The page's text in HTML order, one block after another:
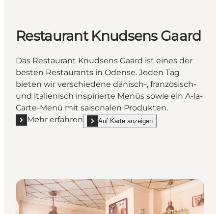
Restaurant Knudsens Gaard
Das Restaurant Knudsens Gaard ist eines der
besten Restaurants in Odense. Jeden Tag
bieten wir verschiedene dänisch-, französisch-
und italienisch inspirierte Menüs sowie ein A-la-
Carte-Menü mit saisonalen Produkten.
Mehr erfahren
Mehr erfahren "Restaurant Knudsens Gaard"
Auf Karte anzeigen
show Restaurant Knudsens Gaard on_map